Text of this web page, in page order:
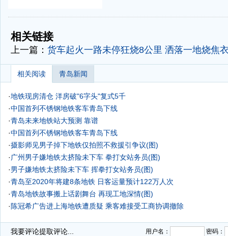
-
相关链接
上一篇： 货车起火一路未停狂烧8公里 洒落一地烧焦
相关阅读 青岛新闻
·地铁现房清仓 洋房破"6字头"复式5千
·中国首列不锈钢地铁客车青岛下线
·青岛未来地铁站大预测 靠谱
·中国首列不锈钢地铁客车青岛下线
·摄影师见男子掉下地铁仅拍照不救援引争议(图)
· 广州男子嫌地铁太挤险未下车 拳打女站务员(图)
·男子嫌地铁太挤险未下车 挥拳打女站务员(图)
·青岛至2020年将建8条地铁 日客运量预计122万人次
·青岛地铁故事搬上话剧舞台 再现工地深情(图)
· 陈冠希广告进上海地铁遭质疑 乘客难接受工商协调撤除
我要评论提取评论... 用户名： 密码：